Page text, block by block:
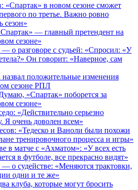
«Спартак» в новом сезоне сможет
по третье. Важно ровно
сезон»
— главный претендент на
сезоне»
о разговоре с судьей: «Спросил: «У
Он говорит: «Наверное, сам
положительные изменения
сезоне РПЛ
«Спартак» поборется за
сезоне»
«Действительно серьезно
Я очень доволен всем»
«Тедеско и Ваноли были похожи
тренировочного процесса и игры»
в матче с «Ахматом»: «У всех есть
в футболе, все прекрасно видят»
о судействе: «Меняются трактовки,
одни и те же»
клуба, которые могут бросить